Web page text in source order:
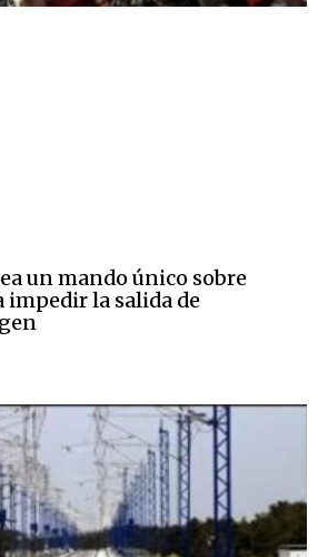
un mando único sobre
la salida de